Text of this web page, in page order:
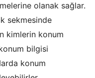
olanak sağlar.
sekmesinde
kimlerin konum
bilgisi
konum